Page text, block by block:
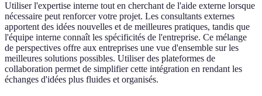
Utiliser l'expertise interne tout en cherchant de l'aide externe lorsque
nécessaire peut renforcer votre projet. Les consultants externes
apportent des idées nouvelles et de meilleures pratiques, tandis que
l'équipe interne connaît les spécificités de l'entreprise. Ce mélange
de perspectives offre aux entreprises une vue d'ensemble sur les
meilleures solutions possibles. Utiliser des plateformes de
collaboration permet de simplifier cette intégration en rendant les
échanges d'idées plus fluides et organisés.